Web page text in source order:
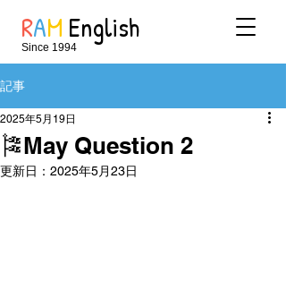
RAM English
Since 1994
記事
🎏May Question 2
2025年5月19日
更新日： 2025年5月23日